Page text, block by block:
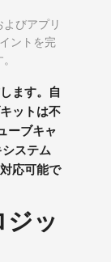
びアプリ
ントを完
ます。自
ットは不
ーブキャ
ステム
応可能で
ッ